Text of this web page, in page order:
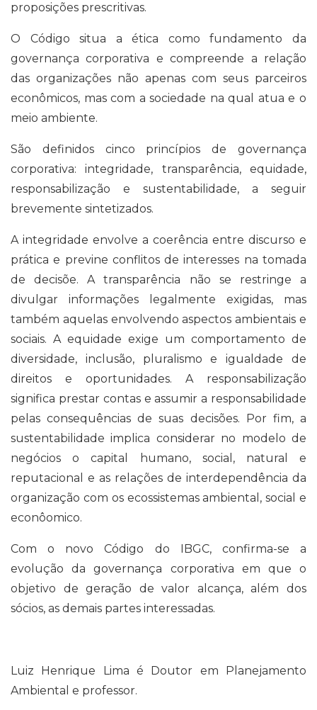
proposições prescritivas.
O Código situa a ética como fundamento da
governança corporativa e compreende a relação
das organizações não apenas com seus parceiros
econômicos, mas com a sociedade na qual atua e o
meio ambiente.
São definidos cinco princípios de governança
corporativa: integridade, transparência, equidade,
responsabilização e sustentabilidade, a seguir
brevemente sintetizados.
A integridade envolve a coerência entre discurso e
prática e previne conflitos de interesses na tomada
de decisõe. A transparência não se restringe a
divulgar informações legalmente exigidas, mas
também aquelas envolvendo aspectos ambientais e
sociais. A equidade exige um comportamento de
diversidade, inclusão, pluralismo e igualdade de
direitos e oportunidades. A responsabilização
significa prestar contas e assumir a responsabilidade
pelas consequências de suas decisões. Por fim, a
sustentabilidade implica considerar no modelo de
negócios o capital humano, social, natural e
reputacional e as relações de interdependência da
organização com os ecossistemas ambiental, social e
econôomico.
Com o novo Código do IBGC, confirma-se a
evolução da governança corporativa em que o
objetivo de geração de valor alcança, além dos
sócios, as demais partes interessadas.
Luiz Henrique Lima é Doutor em Planejamento
Ambiental e professor.